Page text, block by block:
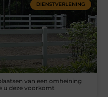
DIENSTVERLENING
van een omheining
u deze voorkomt